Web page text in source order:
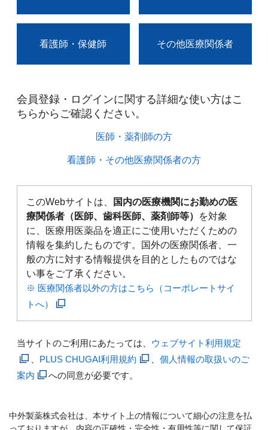
看護師・保健師 その他医療関係者
会員登録・ログインに関する詳細な使い方はこ
ちらからご確認ください。​
医師・薬剤師の方​
看護師・その他医療関係者の方​
このWebサイトは、
国内の医療機関にお勤めの医
療関係者（医師、歯科医師、薬剤師等）
を対象
に、医療用医薬品を適正にご使用いただくための
情報を集約したものです。国外の医療関係者、一
般の方に対する情報提供を目的としたものではな
い事をご了承ください。
※ 医療関係者以外の方はこちら（コーポレートサイ
トへ）
当サイトのご利用にあたっては、 ウェブサイト利用規定
PLUS CHUGAI利用規約
個人情報の取扱いのご
案内
への同意が必要です。
中外製薬株式会社は、本サイト上の情報について細心の注意を払
っておりますが、内容の正確性・完全性・有用性等に関して保証